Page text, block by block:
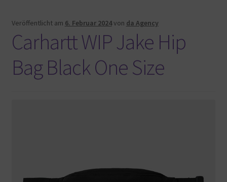
Veröffentlicht am 6. Februar 2024von da Agency
Carhartt WIP Jake Hip
Bag Black One Size